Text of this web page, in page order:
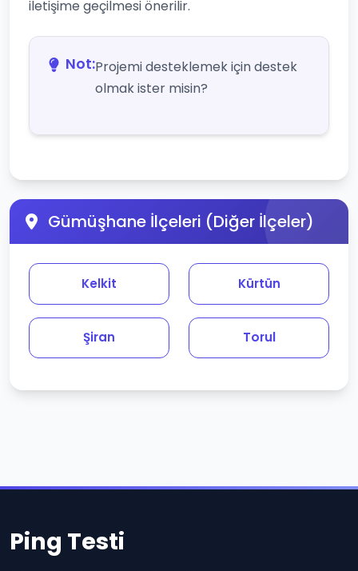
iletişime geçilmesi önerilir.
Not:Projemi desteklemek için destek
olmak ister misin?
Gümüşhane İlçeleri (Diğer İlçeler)
Kelkit Kürtün
Şiran Torul
Ping Testi